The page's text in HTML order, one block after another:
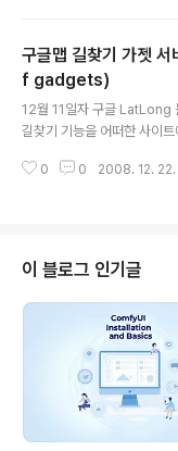
황이니 패쓰합니다. 그래도
래 원문에 있는 strato 화산
금까지 영상추가현황은 맨
요~ 민, 푸른하늘 ====
pot.com/2008/12/
ay, December 15,..
구글맵 길찾기 가젯
f gadgets)
12월 11일자 구글 LatLong
길찾기 기능을 어떠한 사이
ps)에 들어 있는 길찾기는 자
사용할 수 있습니다. 게다가
교차로를 기준으로 한 길 안
트릿뷰 영상까지 추가할 수
비디오를 보시면 됩니다. 이
기 기능을 웹사이트나 블로
왔다는 것입니다. 아래는 제가..
0 0 2008. 12. 22.
이 블로그 인기글